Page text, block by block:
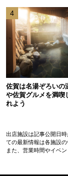
4
佐賀は名湯ぞろいの
や佐賀グルメを満喫
れよう
出店施設は記事公開日
ての最新情報は各施設
また、営業時間やイベ